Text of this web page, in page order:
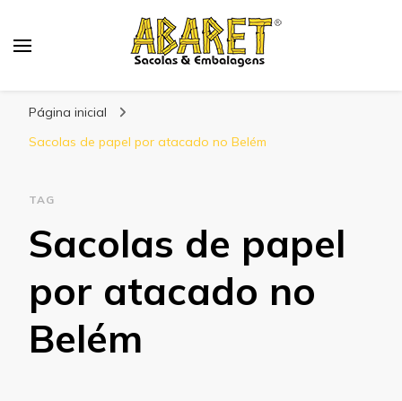
Página inicial
Sacolas de papel por atacado no Belém
TAG
Sacolas de papel
por atacado no
Belém